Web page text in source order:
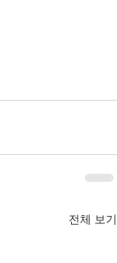
전체 보기